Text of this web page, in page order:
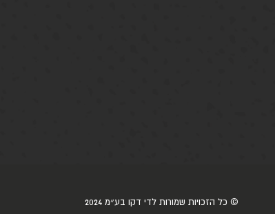
© כל הזכויות שמורות לדי דקו בע״מ 2024